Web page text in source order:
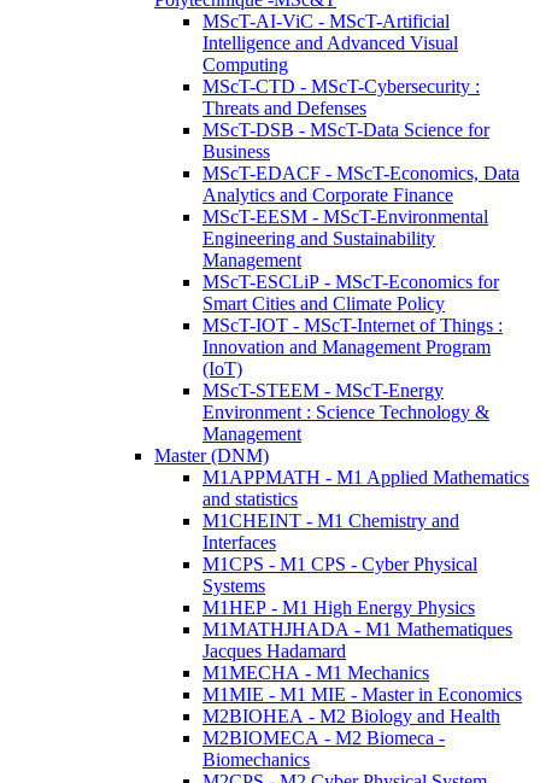
MScT-AI-ViC - MScT-Artificial
Intelligence and Advanced Visual
Computing
MScT-CTD - MScT-Cybersecurity :
Threats and Defenses
MScT-DSB - MScT-Data Science for
Business
MScT-EDACF - MScT-Economics, Data
Analytics and Corporate Finance
MScT-EESM - MScT-Environmental
Engineering and Sustainability
Management
MScT-ESCLiP - MScT-Economics for
Smart Cities and Climate Policy
MScT-IOT - MScT-Internet of Things :
Innovation and Management Program
(IoT)
MScT-STEEM - MScT-Energy
Environment : Science Technology &
Management
Master (DNM)
M1APPMATH - M1 Applied Mathematics
and statistics
M1CHEINT - M1 Chemistry and
Interfaces
M1CPS - M1 CPS - Cyber Physical
Systems
M1HEP - M1 High Energy Physics
M1MATHJHADA - M1 Mathematiques
Jacques Hadamard
M1MECHA - M1 Mechanics
M1MIE - M1 MIE - Master in Economics
M2BIOHEA - M2 Biology and Health
M2BIOMECA - M2 Biomeca -
Biomechanics